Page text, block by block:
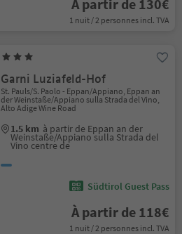
À partir de 130€
1 nuit / 2 personnes incl. TVA
Garni Luziafeld-Hof
St. Pauls/S. Paolo - Eppan/Appiano, Eppan an
der Weinstaße/Appiano sulla Strada del Vino,
Alto Adige Wine Road
1.5 km à partir de Eppan an der
Weinstaße/Appiano sulla Strada del
Vino centre de
Südtirol Guest Pass
À partir de 118€
1 nuit / 2 personnes incl. TVA